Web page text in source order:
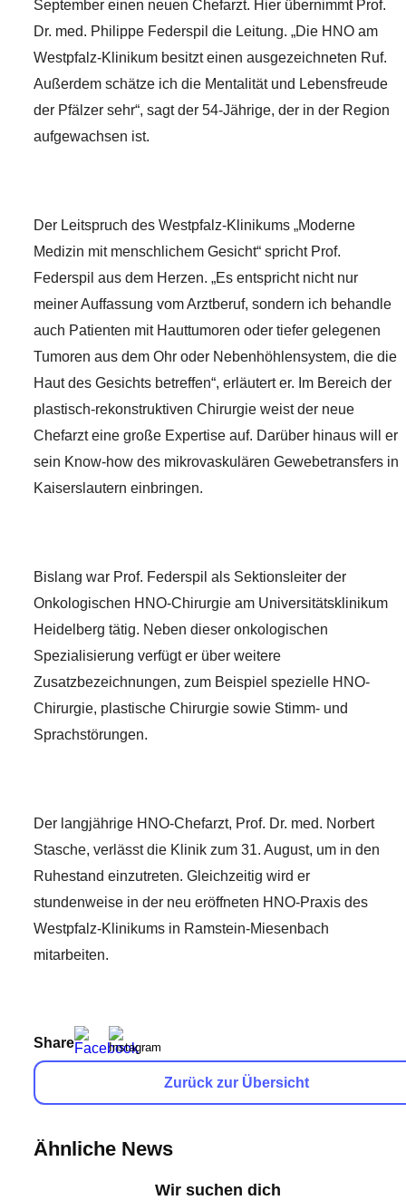
September einen neuen Chefarzt. Hier übernimmt Prof.
Dr. med. Philippe Federspil die Leitung. „Die HNO am
Westpfalz-Klinikum besitzt einen ausgezeichneten Ruf.
Außerdem schätze ich die Mentalität und Lebensfreude
der Pfälzer sehr“, sagt der 54-Jährige, der in der Region
aufgewachsen ist.
Der Leitspruch des Westpfalz-Klinikums „Moderne
Medizin mit menschlichem Gesicht“ spricht Prof.
Federspil aus dem Herzen. „Es entspricht nicht nur
meiner Auffassung vom Arztberuf, sondern ich behandle
auch Patienten mit Hauttumoren oder tiefer gelegenen
Tumoren aus dem Ohr oder Nebenhöhlensystem, die die
Haut des Gesichts betreffen“, erläutert er. Im Bereich der
plastisch-rekonstruktiven Chirurgie weist der neue
Chefarzt eine große Expertise auf. Darüber hinaus will er
sein Know-how des mikrovaskulären Gewebetransfers in
Kaiserslautern einbringen.
Bislang war Prof. Federspil als Sektionsleiter der
Onkologischen HNO-Chirurgie am Universitätsklinikum
Heidelberg tätig. Neben dieser onkologischen
Spezialisierung verfügt er über weitere
Zusatzbezeichnungen, zum Beispiel spezielle HNO-
Chirurgie, plastische Chirurgie sowie Stimm- und
Sprachstörungen.
Der langjährige HNO-Chefarzt, Prof. Dr. med. Norbert
Stasche, verlässt die Klinik zum 31. August, um in den
Ruhestand einzutreten. Gleichzeitig wird er
stundenweise in der neu eröffneten HNO-Praxis des
Westpfalz-Klinikums in Ramstein-Miesenbach
mitarbeiten.
Share
Zurück zur Übersicht
Ähnliche News
Wir suchen dich